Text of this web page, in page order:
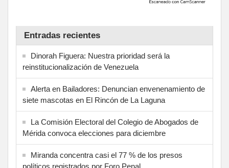
Entradas recientes
Dinorah Figuera: Nuestra prioridad será la
reinstitucionalización de Venezuela
Alerta en Bailadores: Denuncian envenenamiento de
siete mascotas en El Rincón de La Laguna
La Comisión Electoral del Colegio de Abogados de
Mérida convoca elecciones para diciembre
Miranda concentra casi el 77 % de los presos